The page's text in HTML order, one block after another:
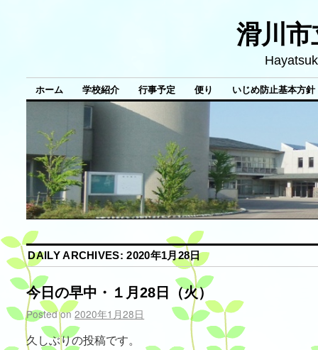
滑川市
ホーム 学校紹介 行事予定 便り いじめ防止基本方針
DAILY ARCHIVES:2020年1月28日
今日の早中・１月28日（火）
Posted on 2020年1月28日
久しぶりの投稿です。